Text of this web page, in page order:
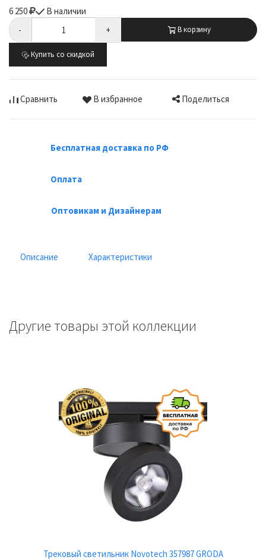
6 250
В наличии
-
+ В корзину
Купить со скидкой
Сравнить В избранное Поделиться
Бесплатная доставка по РФ
Оплата
Оптовикам и Дизайнерам
Описание Характеристики
Другие товары этой коллекции
Трековый светильник Novotech 357987 GRODA